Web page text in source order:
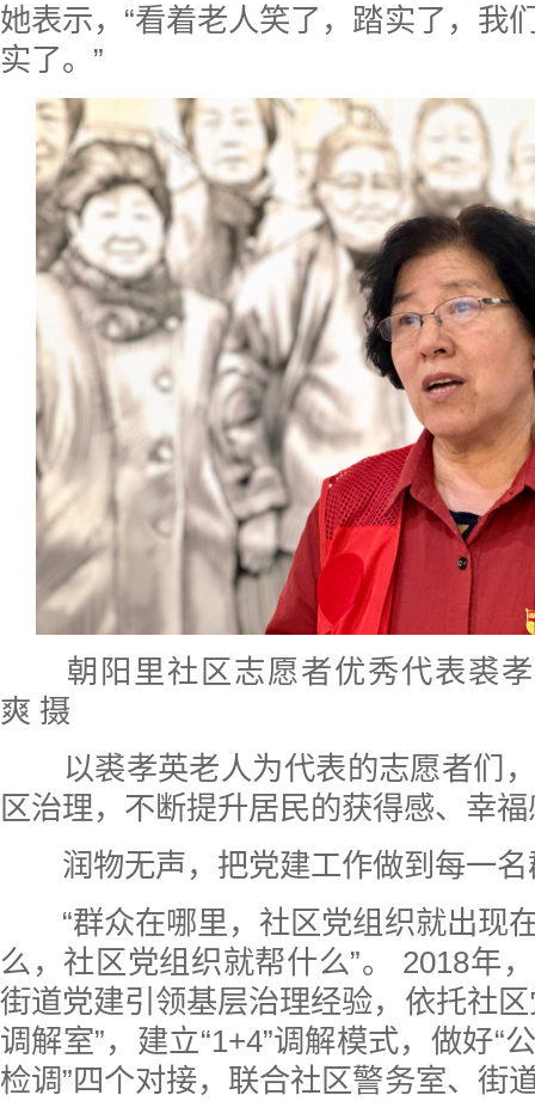
她表示，“看着老人笑了，踏实了，我
实了。”
朝阳里社区志愿者优秀代表裘
爽 摄
以裘孝英老人为代表的志愿者们，
区治理，不断提升居民的获得感、幸
润物无声，把党建工作做到每一名
“群众在哪里，社区党组织就出现
么，社区党组织就帮什么”。 2018年
街道党建引领基层治理经验，依托社
调解室”，建立“1+4”调解模式，做好“
检调”四个对接，联合社区警务室、街